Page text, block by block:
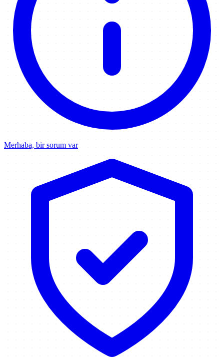
Merhaba, bir sorum var